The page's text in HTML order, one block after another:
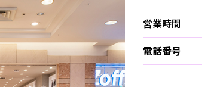
営業時間
電話番号